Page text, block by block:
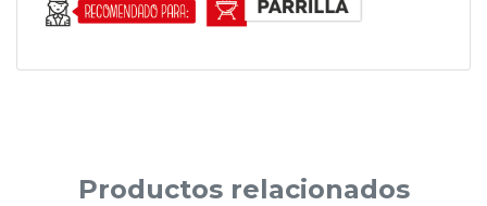
Productos relacionados